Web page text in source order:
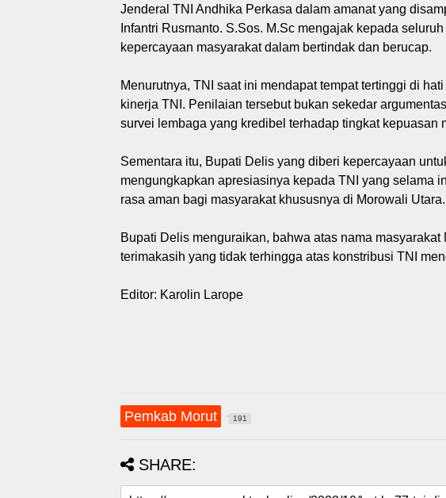
Jenderal TNI Andhika Perkasa dalam amanat yang
Infantri Rusmanto. S.Sos. M.Sc mengajak kepada
kepercayaan masyarakat dalam bertindak dan berucap.
Menurutnya, TNI saat ini mendapat tempat tertinggi di
kinerja TNI. Penilaian tersebut bukan sekedar
survei lembaga yang kredibel terhadap tingkat kepuasan
Sementara itu, Bupati Delis yang diberi kepercayaan
mengungkapkan apresiasinya kepada TNI yang selama
rasa aman bagi masyarakat khususnya di Morowali Utara.
Bupati Delis menguraikan, bahwa atas nama
terimakasih yang tidak terhingga atas konstribusi TNI
Editor: Karolin Larope
Pemkab Morut 191
SHARE: